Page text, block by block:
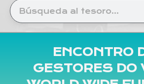
ENCONTRO
GESTORES DO